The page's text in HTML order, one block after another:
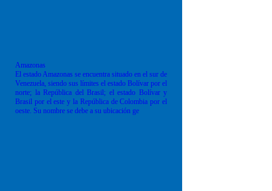
Amazonas
El estado Amazonas se encuentra situado en el sur de
Venezuela, siendo sus límites el estado Bolívar por el
norte; la República del Brasil; el estado Bolívar y
Brasil por el este y la República de Colombia por el
oeste. Su nombre se debe a su ubicación ge